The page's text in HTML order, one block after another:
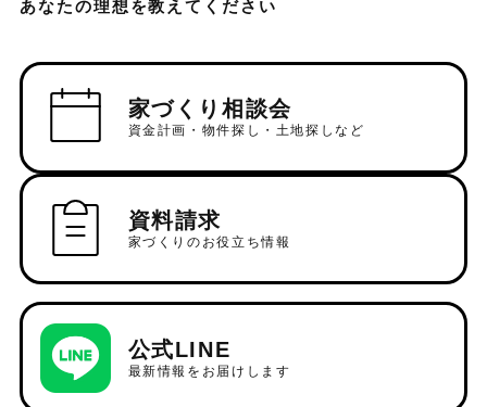
あなたの理想を教えてください
家づくり相談会
資金計画・物件探し・土地探しなど
資料請求
家づくりのお役立ち情報
公式LINE
最新情報をお届けします